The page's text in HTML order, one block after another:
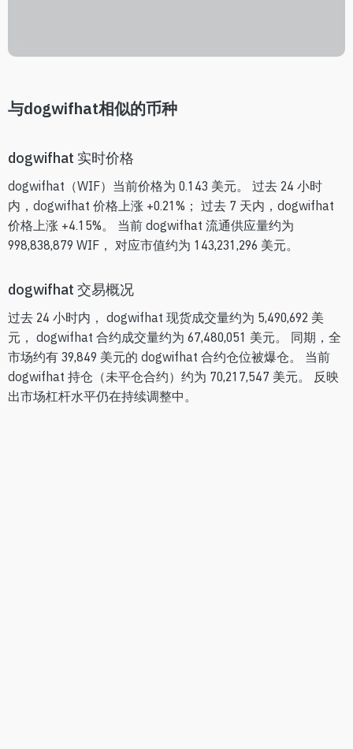
与dogwifhat相似的币种
dogwifhat 实时价格
dogwifhat（WIF）当前价格为 0.143 美元。 过去 24 小时
内，dogwifhat 价格上涨 +0.21%； 过去 7 天内，dogwifhat
价格上涨 +4.15%。 当前 dogwifhat 流通供应量约为
998,838,879 WIF， 对应市值约为 143,231,296 美元。
dogwifhat 交易概况
过去 24 小时内， dogwifhat 现货成交量约为 5,490,692 美
元， dogwifhat 合约成交量约为 67,480,051 美元。 同期，全
市场约有 39,849 美元的 dogwifhat 合约仓位被爆仓。 当前
dogwifhat 持仓（未平仓合约）约为 70,217,547 美元。 反映
出市场杠杆水平仍在持续调整中。